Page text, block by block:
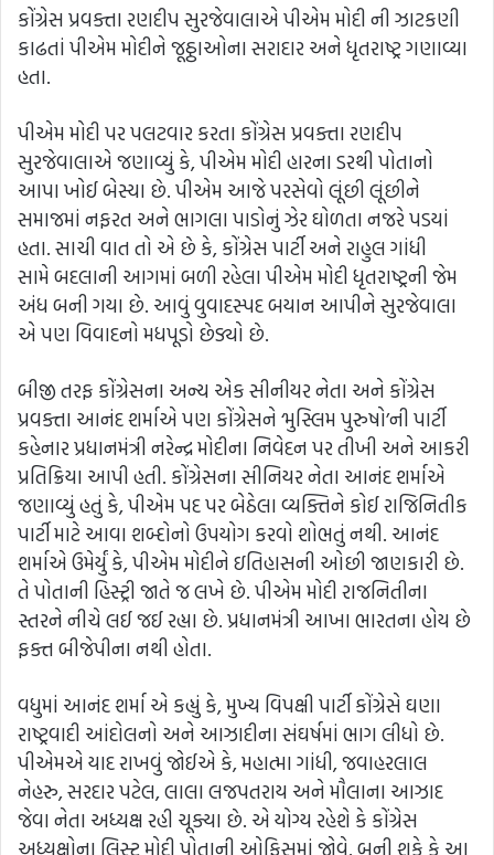
કોંગ્રેસ પ્રવક્તા રણદીપ સુરજેવાલાએ પીએમ મોદી ની ઝાટકણી
કાઢતાં પીએમ મોદીને જૂઠ્ઠાઓના સરાદાર અને ધૃતરાષ્ટ્ર ગણાવ્યા
હતા.
પીએમ મોદી પર પલટવાર કરતા કોંગ્રેસ પ્રવક્તા રણદીપ
સુરજેવાલાએ જણાવ્યું કે, પીએમ મોદી હારના ડરથી પોતાનો
આપા ખોઈ બેસ્યા છે. પીએમ આજે પરસેવો લૂંછી લૂંછીને
સમાજમાં નફરત અને ભાગલા પાડોનું ઝેર ઘોળતા નજરે પડયાં
હતા. સાચી વાત તો એ છે કે, કોંગ્રેસ પાર્ટી અને રાહુલ ગાંધી
સામે બદલાની આગમાં બળી રહેલા પીએમ મોદી ધૃતરાષ્ટ્રની જેમ
અંધ બની ગયા છે. આવું વુવાદસ્પદ બયાન આપીને સુરજેવાલા
એ પણ વિવાદનો મધપૂડો છેડ્યો છે.
બીજી તરફ કોંગ્રેસના અન્ય એક સીનીયર નેતા અને કોંગ્રેસ
પ્રવક્તા આનંદ શર્માએ પણ કોંગ્રેસને ‘મુસ્લિમ પુરુષો’ની પાર્ટી
કહેનાર પ્રધાનમંત્રી નરેન્દ્ર મોદીના નિવેદન પર તીખી અને આકરી
પ્રતિક્રિયા આપી હતી. કોંગ્રેસના સીનિયર નેતા આનંદ શર્માએ
જણાવ્યું હતું કે, પીએમ પદ પર બેઠેલા વ્યક્તિને કોઈ રાજિનિતીક
પાર્ટી માટે આવા શબ્દોનો ઉપયોગ કરવો શોભતું નથી. આનંદ
શર્માએ ઉમેર્યું કે, પીએમ મોદીને ઇતિહાસની ઓછી જાણકારી છે.
તે પોતાની હિસ્ટ્રી જાતે જ લખે છે. પીએમ મોદી રાજનિતીના
સ્તરને નીચે લઈ જઈ રહ્યા છે. પ્રધાનમંત્રી આખા ભારતના હોય છે
ફક્ત બીજેપીના નથી હોતા.
વધુમાં આનંદ શર્મા એ કહ્યું કે, મુખ્ય વિપક્ષી પાર્ટી કોંગ્રેસે ઘણા
રાષ્ટ્રવાદી આંદોલનો અને આઝાદીના સંઘર્ષમાં ભાગ લીધો છે.
પીએમએ યાદ રાખવું જોઈએ કે, મહાત્મા ગાંધી, જવાહરલાલ
નેહરુ, સરદાર પટેલ, લાલા લજપતરાય અને મૌલાના આઝાદ
જેવા નેતા અધ્યક્ષ રહી ચૂક્યા છે. એ યોગ્ય રહેશે કે કોંગ્રેસ
અધ્યક્ષોના લિસ્ટ મોદી પોતાની ઓફિસમાં જોવે. બની શકે કે આ